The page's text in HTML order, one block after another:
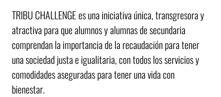
TRIBU CHALLENGEes una iniciativa única, transgresora y
atractiva para que alumnos y alumnas de secundaria
comprendan la importancia de la recaudación para tener
una sociedad justa e igualitaria, con todos los servicios y
comodidades aseguradas para tener una vida con
bienestar.